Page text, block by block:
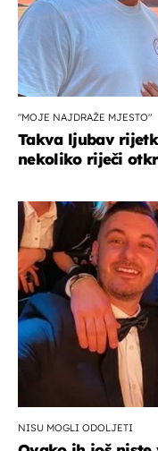
"MOJE NAJDRAŽE MJESTO"
Takva ljubav
nekoliko riječi
NISU MOGLI ODOLJETI